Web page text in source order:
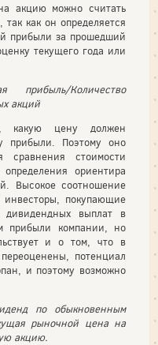
можно считать
так как он определяется
прибыли за прошедший
текущего года или
прибыль/Количество
акций
какую цену должен
прибыли. Поэтому оно
сравнения стоимости
ори­ентира
Высокое соотношение
покупающие
выплат в
прибыли компании, но
и о том, что в
потенциал
и поэтому возможно
по обыкновенным
рыночной цена на
акцию.